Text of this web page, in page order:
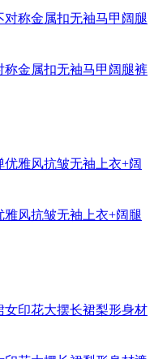
称金属扣无袖马甲阔腿裤
雅风抗皱无袖上衣+阔腿